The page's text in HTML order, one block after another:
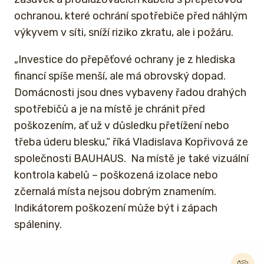
ochranou, které ochrání spotřebiče před náhlým
výkyvem v síti, sníží riziko zkratu, ale i požáru.
„Investice do přepěťové ochrany je z hlediska
financí spíše menší, ale má obrovský dopad.
Domácnosti jsou dnes vybaveny řadou drahých
spotřebičů a je na místě je chránit před
poškozením, ať už v důsledku přetížení nebo
třeba úderu blesku,“ říká Vladislava Kopřivová ze
společnosti BAUHAUS. Na místě je také vizuální
kontrola kabelů – poškozená izolace nebo
zčernalá místa nejsou dobrým znamením.
Indikátorem poškození může být i zápach
spáleniny.